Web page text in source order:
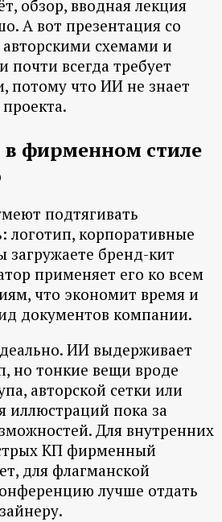
обзор, вводная лекция
А вот презентация со
схемами и
всегда требует
потому что ИИ не знает
в фирменном стиле
подтягивать
логотип, корпоративные
бренд-кит
применяет его ко всем
что экономит время и
документов компании.
ИИ выдерживает
но тонкие вещи вроде
авторской сетки или
иллюстраций пока за
Для внутренних
КП фирменный
для флагманской
лучше отдать